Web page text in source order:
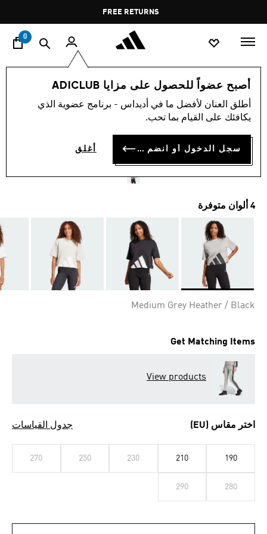
Pause
promotion
rotation
FREE RETURNS
0
أصبح عضواً للحصول على مزايا ADICLUB
أطلق العنان لأفضل ما في أديداس - برنامج عضوية الذي
يكافئك على القيام بما تحب.
سجل الدخول أو انضم الآن أغلق
النساء ملابس
تيشيرت ESSENTIALS BIG
LOGO BOYFRIEND
BD 15.00
4 ألوان متوفرة
Medium Grey Heather / Black
Get Matching Items
View products
اختر مقاس (EU) جدول القياسات
190
210
230
250
270
280
290